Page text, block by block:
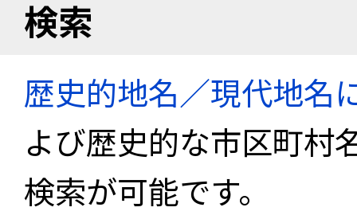
検索
歴史的地名／現代地名
よび歴史的な市区町村
検索が可能です。